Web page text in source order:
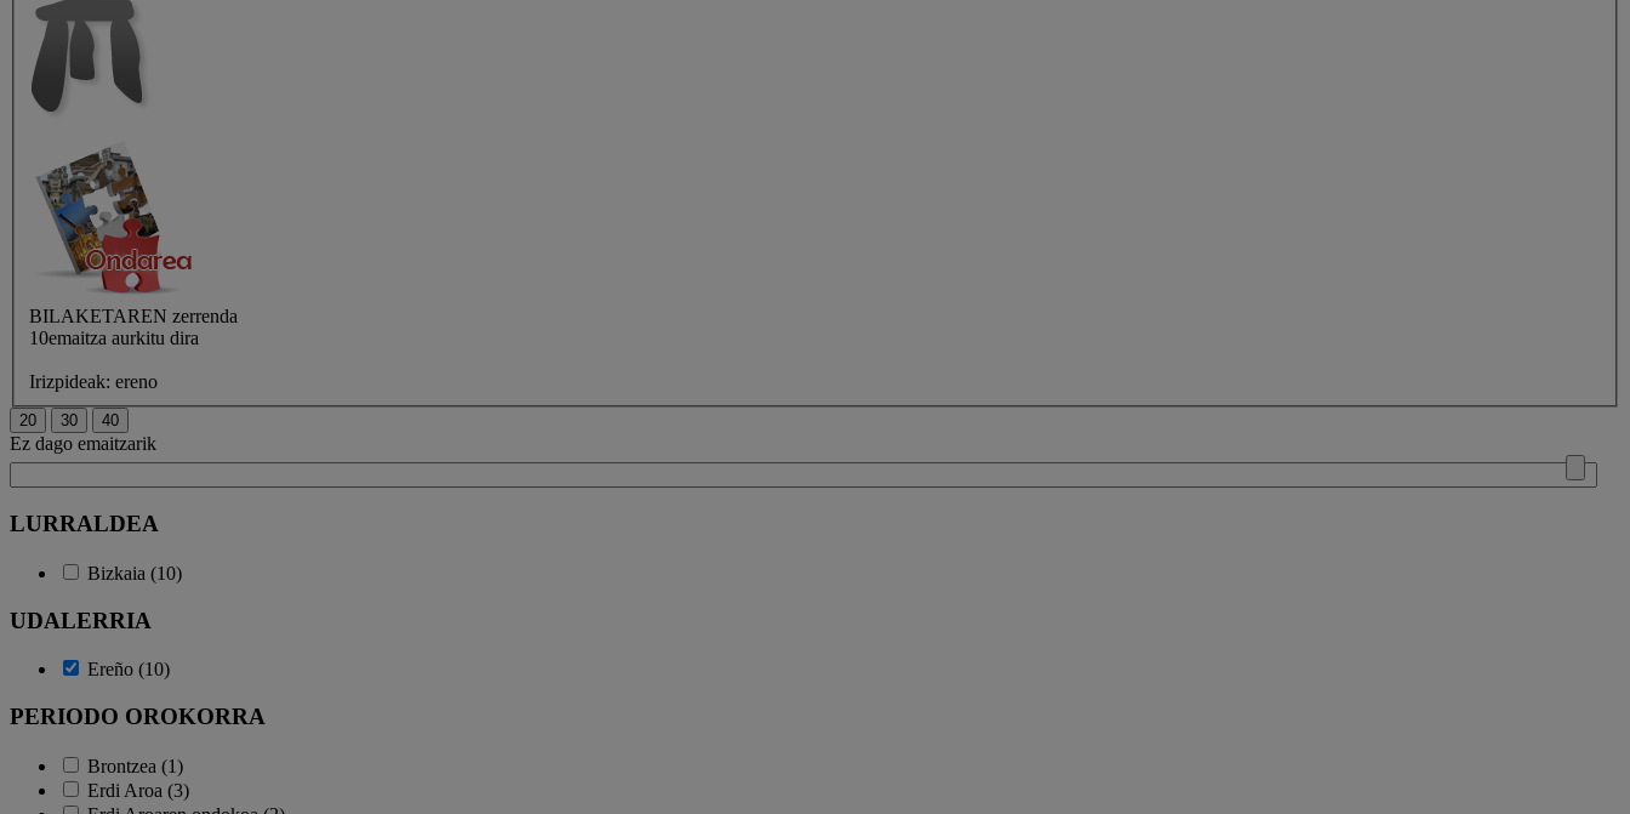
BILAKETAREN zerrenda
10emaitza aurkitu dira
Irizpideak: ereno
Ez dago emaitzarik
LURRALDEA
Bizkaia (10)
UDALERRIA
Ereño (10)
PERIODO OROKORRA
Brontzea (1)
Erdi Aroa (3)